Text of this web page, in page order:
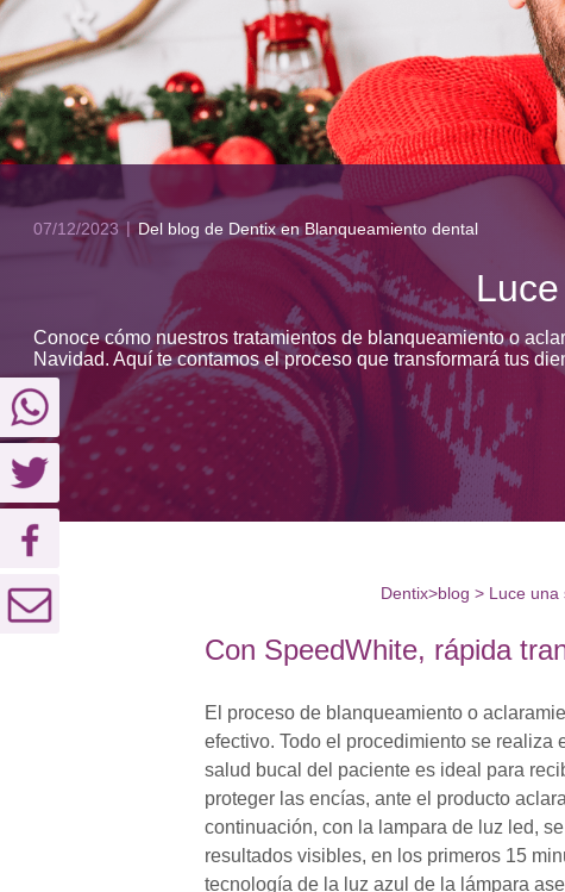
07/12/2023 Del blog de Dentixen Blanqueamiento dental
Conoce cómo nuestros tratamientos de blanqueamiento o
Navidad. Aquí te contamos el proceso que transformará tus
Dentix>blog > Luce una
Con SpeedWhite, rápida
El proceso de blanqueamiento o
efectivo. Todo el procedimiento se
salud bucal del paciente es ideal para
proteger las encías, ante el producto
continuación, con la lampara de luz led,
resultados visibles, en los primeros 15
tecnología de la luz azul de la lámpara